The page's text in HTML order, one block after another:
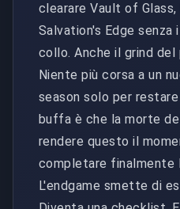
clearare Vault of Glass,
Salvation's Edge senza
collo. Anche il grind del
Niente più corsa a un
season solo per
buffa è che la morte
rendere questo il
completare finalmente
L'endgame smette di